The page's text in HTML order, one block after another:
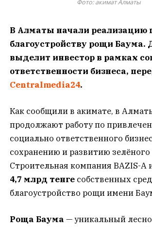
Фото: акимат Алматы
В Алматы начали реализацию
благоустройству рощи Баума.
выделит инвестор в рамках
ответственности бизнеса,
Centralmedia24.
Как сообщили в акимате, в
продолжают работу по
социально ответственного
сохранению и развитию
Строительная компания BAZIS-A
4,7 млрд тенге собственных
благоустройство рощи имени
Роща Баума — уникальный